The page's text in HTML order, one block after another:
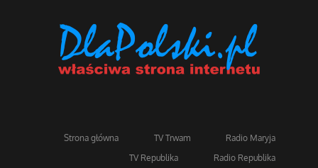
Strona główna TV Trwam
Radio Maryja
TV Republika
Radio Republika